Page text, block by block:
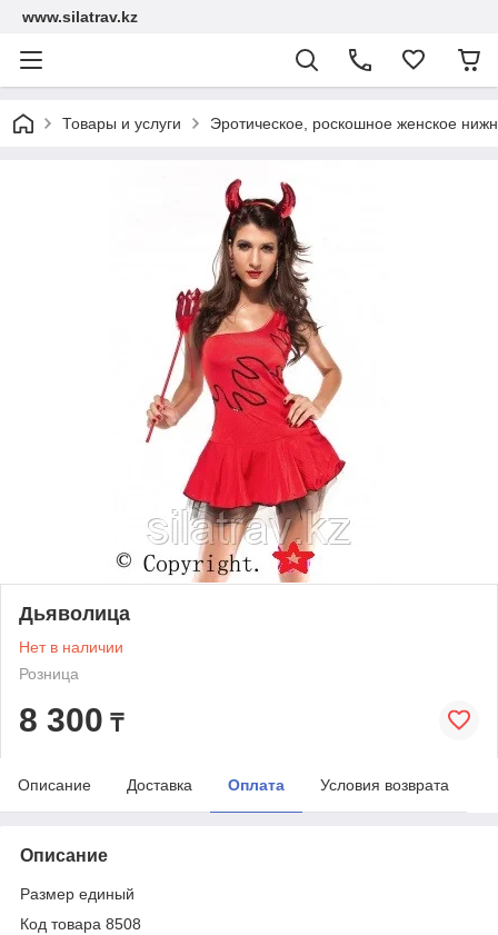
www.silatrav.kz
Товары и услуги Эротическое, роскошное женское
Дьяволица
Нет в наличии
Розница
8 300 ₸
Описание Доставка Оплата Условия возврата
Описание
Размер единый
Код товара 8508